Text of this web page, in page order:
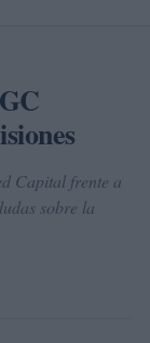
Capital frente a
sobre la